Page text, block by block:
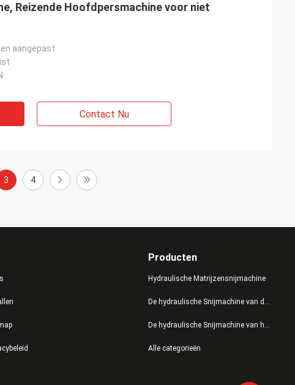
Reizende Hoofdpersmachine voor niet
aangepast
Contact Nu
3 4
Producten
Hydraulische Matrijzensnijmachine
De hydraulische Snijmachine van de Persmatrijs
De hydraulische Snijmachine van het Schommelingswapen
Alle categorieën